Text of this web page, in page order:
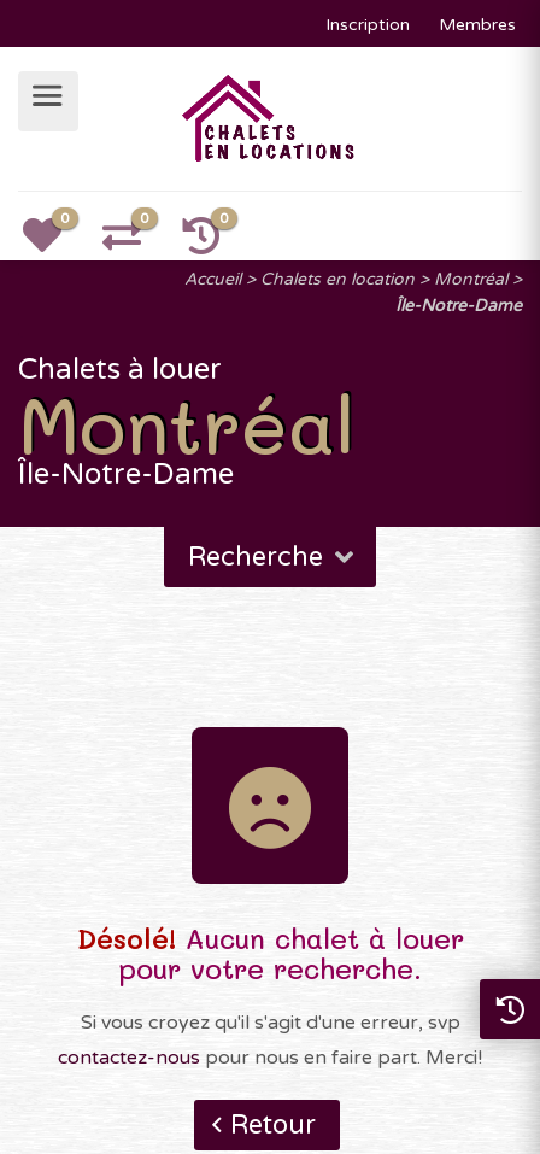
Inscription Membres
0 0 0
Accueil Chalets en location
Montréal
Île-Notre-Dame
Chalets à louer
Montréal
Île-Notre-Dame
Recherche
Désolé! Aucun chalet à louer
pour votre recherche.
Si vous croyez qu'il s'agit d'une erreur, svp
contactez-nous pour nous en faire part. Merci!
Retour